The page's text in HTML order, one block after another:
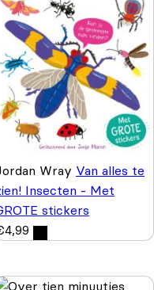
Wray Van alles te
Insecten - Met
stickers
4,99